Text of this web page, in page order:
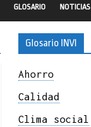
GLOSARIO NOTICIAS
Glosario INVI
Ahorro
Calidad
Clima social